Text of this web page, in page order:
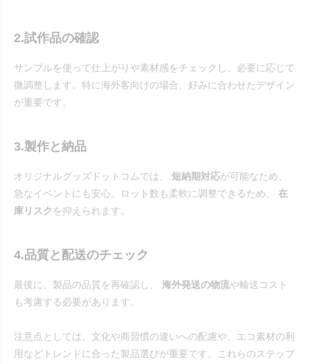
2.試作品の確認
サンプルを使って仕上がりや素材感をチェックし、必要に応じて
微調整します。特に海外客向けの場合、好みに合わせたデザイン
が重要です。
3.製作と納品
オリジナルグッズドットコムでは、 短納期対応が可能なため、
急なイベントにも安心。ロット数も柔軟に調整できるため、 在
庫リスク を抑えられます。
4.品質と配送のチェック
最後に、製品の品質を再確認し、 海外発送の物流や輸送コスト
も考慮する必要があります。
注意点としては、文化や商習慣の違いへの配慮や、エコ素材の利
用などトレンドに合った製品選びが重要です。これらのステップ